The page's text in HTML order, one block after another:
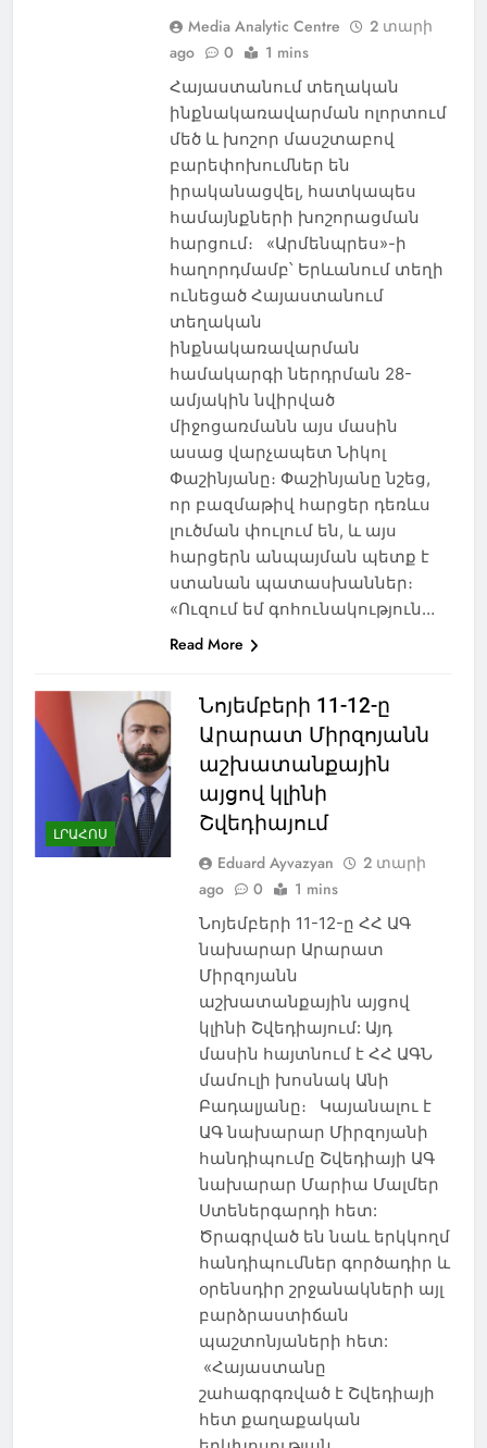
Media Analytic Centre
2 տարի
ago
0 1 mins
Հայաստանում տեղական
ինքնակառավարման ոլորտում
մեծ և խոշոր մասշտաբով
բարեփոխումներ են
իրականացվել, հատկապես
համայնքների խոշորացման
հարցում։ «Արմենպրես»-ի
հաղորդմամբ՝ Երևանում տեղի
ունեցած Հայաստանում
տեղական
ինքնակառավարման
համակարգի ներդրման 28-
ամյակին նվիրված
միջոցառմանն այս մասին
ասաց վարչապետ Նիկոլ
Փաշինյանը։ Փաշինյանը նշեց,
որ բազմաթիվ հարցեր դեռևս
լուծման փուլում են, և այս
հարցերն անպայման պետք է
ստանան պատասխաններ։
«Ուզում եմ գոհունակություն…
Read More
ԼՐԱՀՈՍ
Նոյեմբերի 11-12-ը
Արարատ Միրզոյանն
աշխատանքային
այցով կլինի
Շվեդիայում
Eduard Ayvazyan
2 տարի
ago
0 1 mins
Նոյեմբերի 11-12-ը ՀՀ ԱԳ
նախարար Արարատ
Միրզոյանն
աշխատանքային այցով
կլինի Շվեդիայում: Այդ
մասին հայտնում է ՀՀ ԱԳՆ
մամուլի խոսնակ Անի
Բադալյանը։ Կայանալու է
ԱԳ նախարար Միրզոյանի
հանդիպումը Շվեդիայի ԱԳ
նախարար Մարիա Մալմեր
Ստեներգարդի հետ:
Ծրագրված են նաև երկկողմ
հանդիպումներ գործադիր և
օրենսդիր շրջանակների այլ
բարձրաստիճան
պաշտոնյաների հետ:
«Հայաստանը
շահագրգռված է Շվեդիայի
հետ քաղաքական